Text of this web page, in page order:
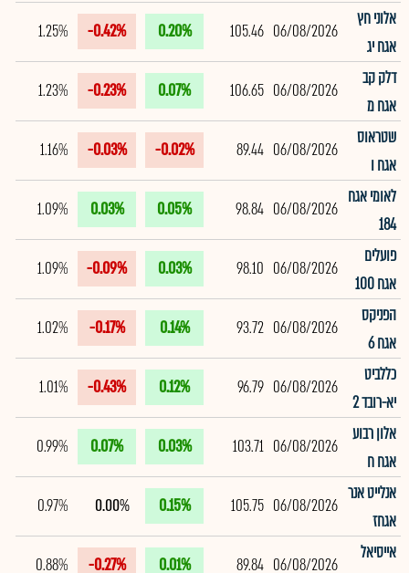
אלוני חץ
אגח יג
06/08/2026
105.46
0.20%
-0.42%
1.25%
דלק קב
אגח מ
06/08/2026
106.65
0.07%
-0.23%
1.23%
שטראוס
אגח ו
06/08/2026
89.44
-0.02%
-0.03%
1.16%
לאומי אגח
184
06/08/2026
98.84
0.05%
0.03%
1.09%
פועלים
אגח 100
06/08/2026
98.10
0.03%
-0.09%
1.09%
הפניקס
אגח 6
06/08/2026
93.72
0.14%
-0.17%
1.02%
כללביט
יא-רובד 2
06/08/2026
96.79
0.12%
-0.43%
1.01%
אלון רבוע
אגח ח
06/08/2026
103.71
0.03%
0.07%
0.99%
אנלייט אנר
אגחז
06/08/2026
105.75
0.15%
0.00%
0.97%
אייסיאל
06/08/2026
89.84
0.01%
-0.27%
0.88%